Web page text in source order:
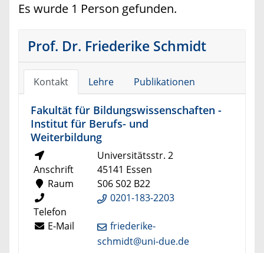
Es wurde 1 Person gefunden.
Prof. Dr. Friederike Schmidt
Kontakt Lehre Publikationen
Fakultät für Bildungswissenschaften -
Institut für Berufs- und
Weiterbildung
Anschrift
Universitätsstr. 2
45141 Essen
Raum
S06 S02 B22
Telefon
0201-183-2203
E-Mail
friederike-
schmidt@uni-due.de